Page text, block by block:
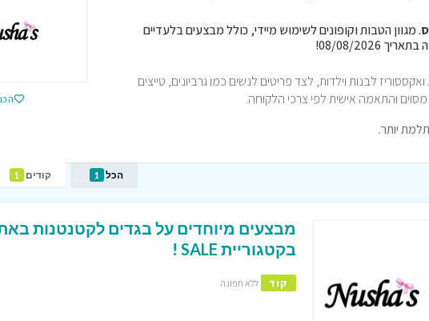
. מגוון הטבות וקופונים לשימוש מיידי, כולל מבצעים בלעדיים
לבנות וילדות, לצד פריטים לנשים כמו גרביונים, טייצים
והתאמה אישית לפי צרכי הלקוחה.
הכל 1 קודים 1
מבצעים מיוחדים על בגדים לקטנטנות
בקטגוריית SALE !
קוד ללא תפוגה